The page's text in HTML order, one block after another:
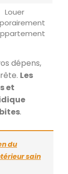
Louer
dépens,
Les
et
.
du
sain